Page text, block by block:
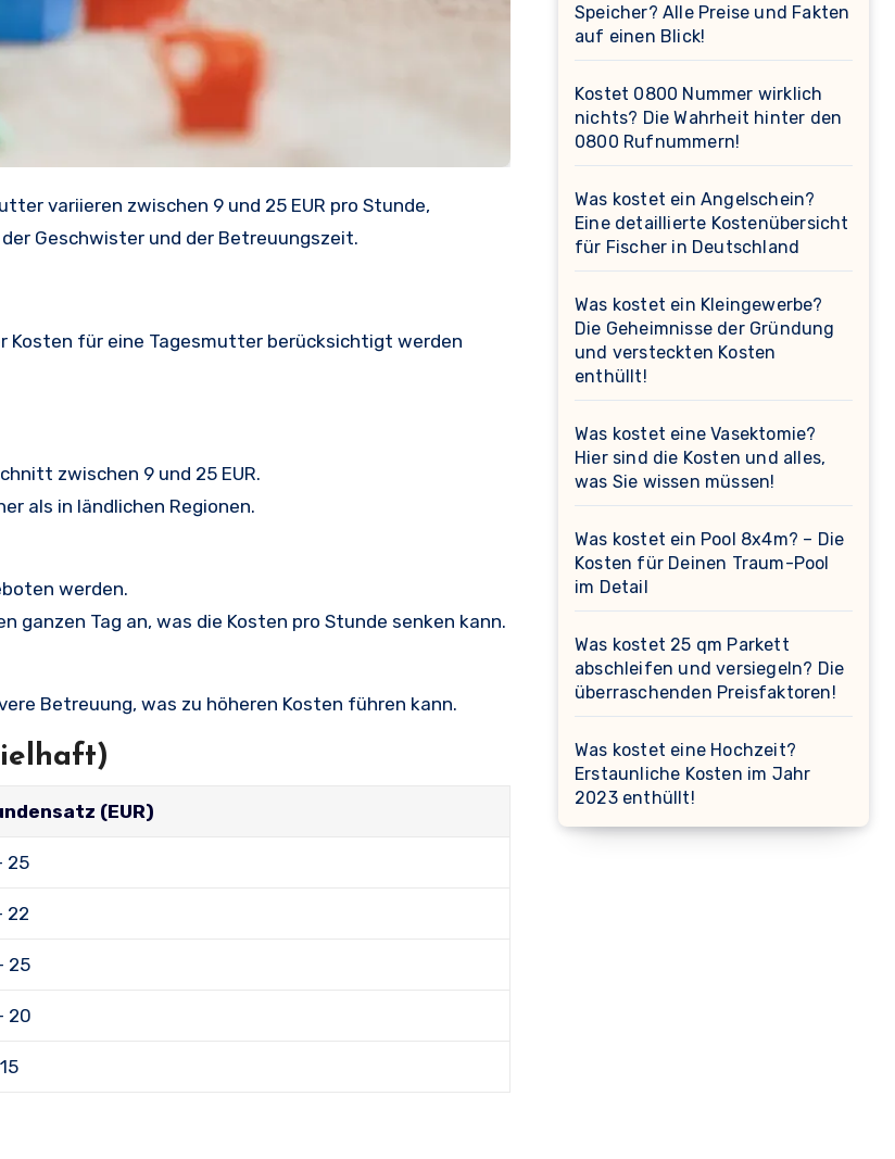
variieren zwischen 9 und 25 EUR pro Stunde,
Geschwister und der Betreuungszeit.
Kosten für eine Tagesmutter berücksichtigt werden
zwischen 9 und 25 EUR.
als in ländlichen Regionen.
werden.
Tag an, was die Kosten pro Stunde senken kann.
Betreuung, was zu höheren Kosten führen kann.
(EUR)
25
22
25
20
Speicher? Alle Preise und Fakten
auf einen Blick!
Kostet 0800 Nummer wirklich
nichts? Die Wahrheit hinter den
0800 Rufnummern!
Was kostet ein Angelschein?
Eine detaillierte Kostenübersicht
für Fischer in Deutschland
Was kostet ein Kleingewerbe?
Die Geheimnisse der Gründung
und versteckten Kosten
enthüllt!
Was kostet eine Vasektomie?
Hier sind die Kosten und alles,
was Sie wissen müssen!
Was kostet ein Pool 8x4m? – Die
Kosten für Deinen Traum-Pool
im Detail
Was kostet 25 qm Parkett
abschleifen und versiegeln? Die
überraschenden Preisfaktoren!
Was kostet eine Hochzeit?
Erstaunliche Kosten im Jahr
2023 enthüllt!